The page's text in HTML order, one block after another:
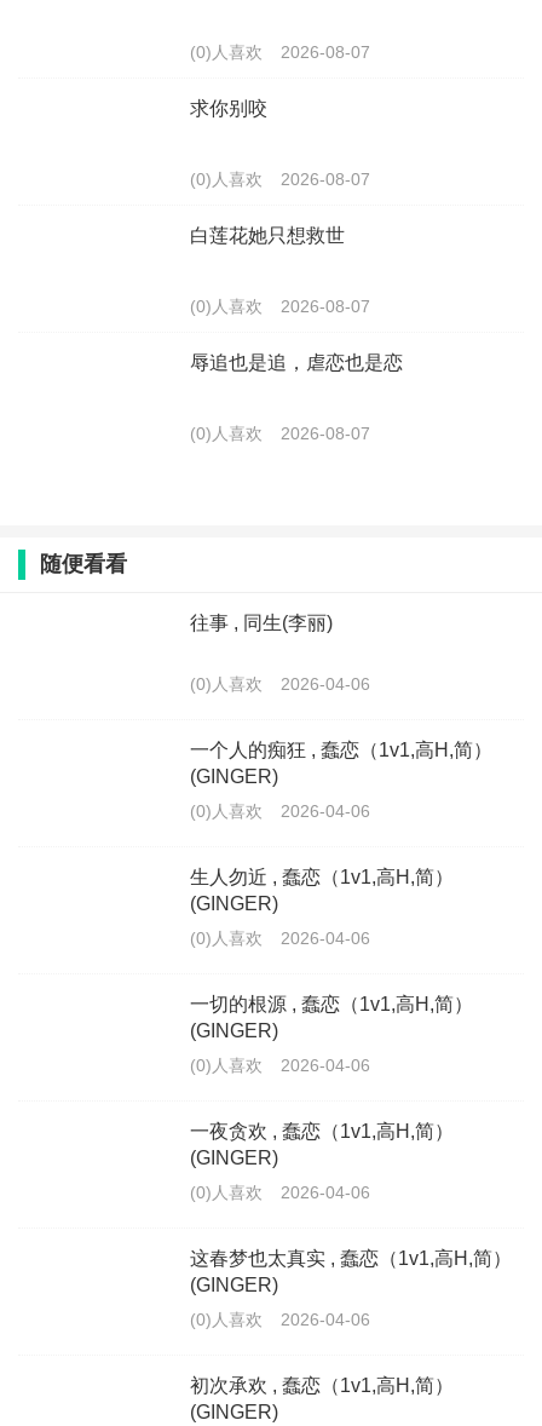
(0)人喜欢 2026-08-07
求你别咬
(0)人喜欢 2026-08-07
白莲花她只想救世
(0)人喜欢 2026-08-07
辱追也是追，虐恋也是恋
(0)人喜欢 2026-08-07
随便看看
往事 , 同生(李丽)
(0)人喜欢 2026-04-06
一个人的痴狂 , 蠢恋（1v1,高H,简）
(GINGER)
(0)人喜欢 2026-04-06
生人勿近 , 蠢恋（1v1,高H,简）
(GINGER)
(0)人喜欢 2026-04-06
一切的根源 , 蠢恋（1v1,高H,简）
(GINGER)
(0)人喜欢 2026-04-06
一夜贪欢 , 蠢恋（1v1,高H,简）
(GINGER)
(0)人喜欢 2026-04-06
这春梦也太真实 , 蠢恋（1v1,高H,简）
(GINGER)
(0)人喜欢 2026-04-06
初次承欢 , 蠢恋（1v1,高H,简）
(GINGER)